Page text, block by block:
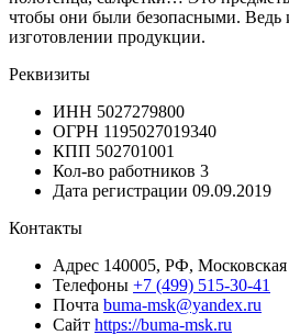
чтобы они были безопасными. Ведь
изготовлении продукции.
Реквизиты
ИНН 5027279800
ОГРН 1195027019340
КПП 502701001
Кол-во работников 3
Дата регистрации 09.09.2019
Контакты
Адрес 140005, РФ,
Телефоны +7 (499) 515-30-41
Почта buma-msk@yandex.ru
Сайт https://buma-msk.ru